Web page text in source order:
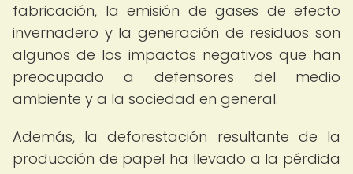
fabricación, la emisión de gases de efecto
invernadero y la generación de residuos son
algunos de los impactos negativos que han
preocupado a defensores del medio
ambiente y a la sociedad en general.
Además, la deforestación resultante de la
producción de papel ha llevado a la pérdida